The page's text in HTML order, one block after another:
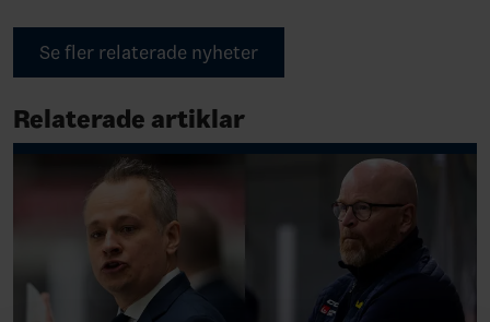
Se fler relaterade nyheter
Relaterade artiklar